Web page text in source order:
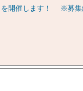
を開催します！ ※募集